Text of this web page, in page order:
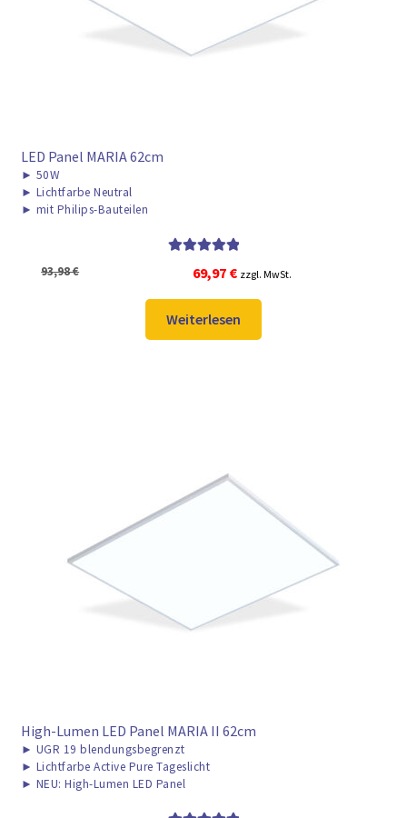
LED Panel MARIA 62cm
► 50W
► Lichtfarbe Neutral
► mit Philips-Bauteilen
von 5
93,98€
Ursprünglicher
Preis
war:
93,98 €
69,97 €Aktueller
Preis
ist:
69,97 €.
zzgl. MwSt.
Weiterlesen
High-Lumen LED Panel MARIA II 62cm
► UGR 19 blendungsbegrenzt
► Lichtfarbe Active Pure Tageslicht
► NEU: High-Lumen LED Panel